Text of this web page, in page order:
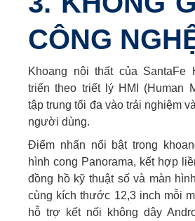
CÔNG
Khoang nội thất của SantaFe
triển theo triết lý HMI (Human
tập trung tối đa vào trải nghiệm
người dùng.
Điểm nhấn nổi bật trong
hình cong Panorama, kết hợp
đồng hồ kỹ thuật số và màn
cùng kích thước 12,3 inch mỗi
hỗ trợ kết nối không dây